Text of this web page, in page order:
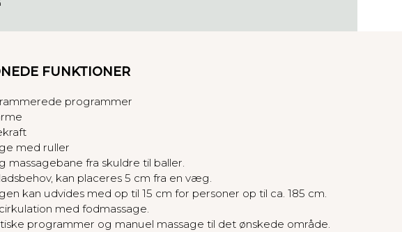
FUNKTIONER
programmer
med ruller
massagebane fra skuldre til baller.
kan placeres 5 cm fra en væg.
kan udvides med op til 15 cm for personer op til ca. 185 cm.
med fodmassage.
programmer og manuel massage til det ønskede område.